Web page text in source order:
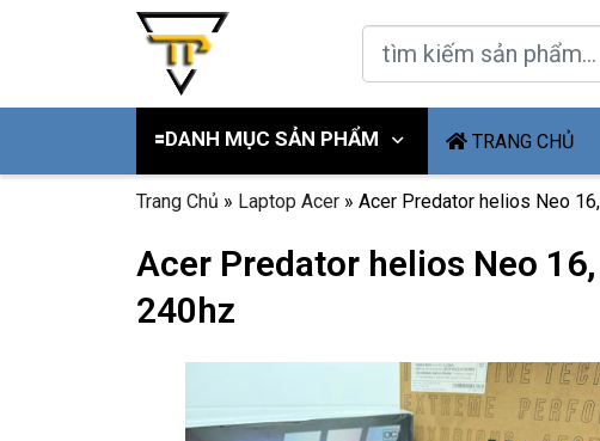
🟰DANH MỤC SẢN PHẨM TRANG CHỦ
Trang Chủ » Laptop Acer » Acer Predator helios Neo
Acer Predator helios Neo
240hz